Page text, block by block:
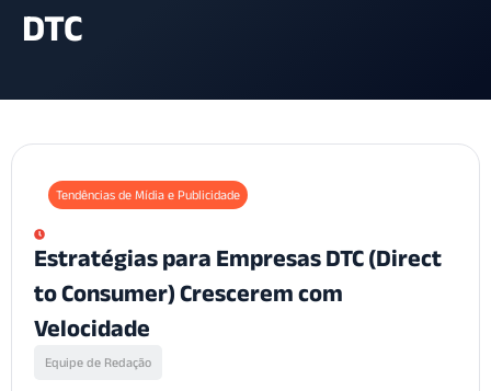
DTC
Tendências de Mídia e Publicidade
Estratégias para Empresas DTC (Direct
to Consumer) Crescerem com
Velocidade
Equipe de Redação